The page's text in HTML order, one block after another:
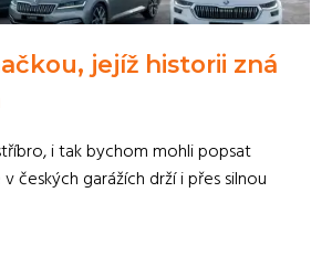
jejíž historii zná
i tak bychom mohli popsat
českých garážích drží i přes silnou